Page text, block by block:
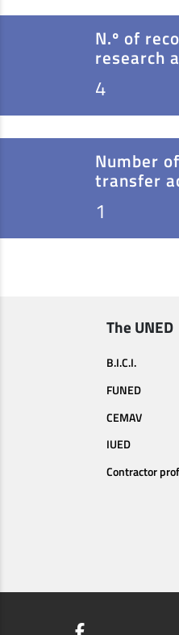
N.º of
research
4
Number
transfer
1
The UNED
B.I.C.I.
FUNED
CEMAV
IUED
Contractor